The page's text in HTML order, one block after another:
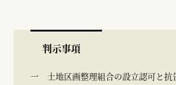
判示事項
一 土地区画整理組合の設立認可と抗